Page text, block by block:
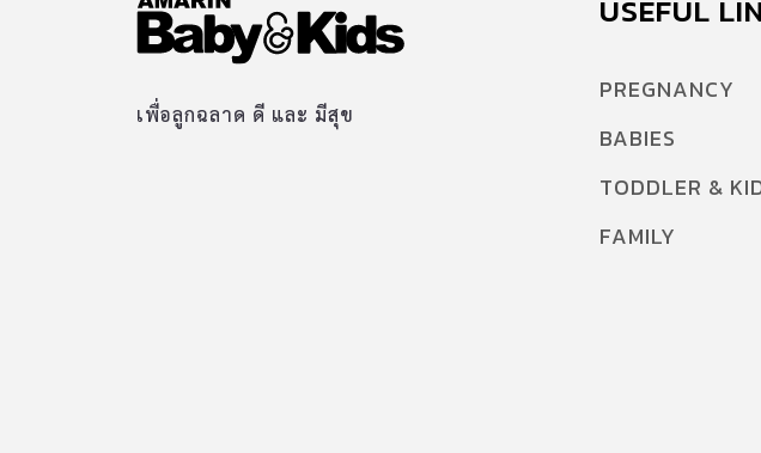
เพื่อลูกฉลาด ดี และ มีสุข
USEFUL
PREGNANCY
BABIES
TODDLER &
FAMILY